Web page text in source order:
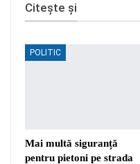
Citește și
POLITIC
Mai multă siguranță
pentru pietoni pe strada